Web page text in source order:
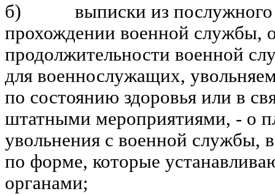
б) выписки из послужного
прохождении военной службы,
продолжительности военной
для военнослужащих,
по состоянию здоровья или в
штатными мероприятиями, - о
увольнения с военной службы,
по форме, которые
органами;